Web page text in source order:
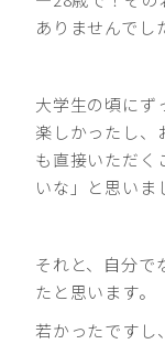
ありませんでし
大学生の頃にず
楽しかったし、
も直接いただく
いな」と思いま
それと、自分で
たと思います。
若かったですし